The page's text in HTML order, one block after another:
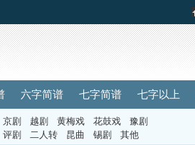
六字简谱 七字简谱 七字以上
京剧 越剧 黄梅戏 花鼓戏
豫剧
评剧
二人转 昆曲 锡剧 其他